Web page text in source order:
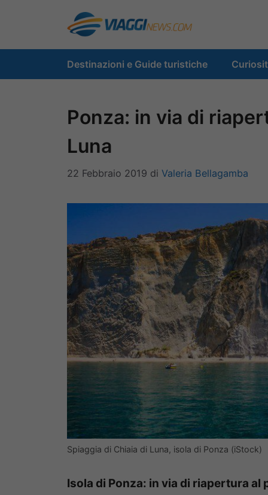
contenuto
Destinazioni e Guide turistiche
Ponza: in via di
Luna
22 Febbraio 2019 di Valeria Bellagamba
Spiaggia di Chiaia di Luna, isola di Ponza (iStock)
Isola di Ponza: in via di riapertura al